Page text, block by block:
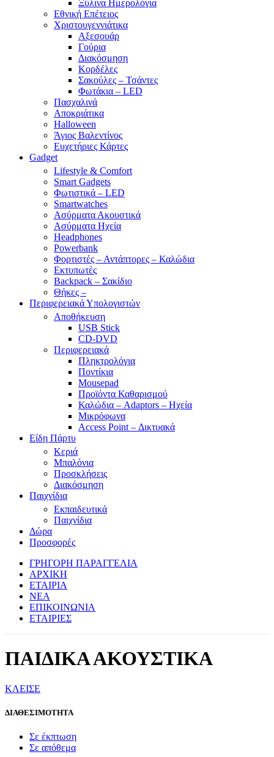
Ξύλινα Ημερολόγια
Εθνική Επέτειος
Χριστουγεννιάτικα
Αξεσουάρ
Γούρια
Διακόσμηση
Κορδέλες
Σακούλες – Τσάντες
Φωτάκια – LED
Πασχαλινά
Αποκριάτικα
Halloween
Άγιος Βαλεντίνος
Ευχετήριες Κάρτες
Gadget
Lifestyle & Comfort
Smart Gadgets
Φωτιστικά – LED
Smartwatches
Ασύρματα Ακουστικά
Ασύρματα Ηχεία
Headphones
Powerbank
Φορτιστές – Αντάπτορες – Καλώδια
Εκτυπωτές
Backpack – Σακίδιο
Θήκες –
Περιφερειακά Υπολογιστών
Αποθήκευση
USB Stick
CD-DVD
Περιφερειακά
Πληκτρολόγια
Ποντίκια
Mousepad
Προϊόντα Καθαρισμού
Καλώδια – Adaptors – Ηχεία
Μικρόφωνα
Access Point – Δικτυακά
Είδη Πάρτυ
Κεριά
Μπαλόνια
Προσκλήσεις
Διακόσμηση
Παιχνίδια
Εκπαιδευτικά
Παιχνίδια
Δώρα
Προσφορές
ΓΡΗΓΟΡΗ ΠΑΡΑΓΓΕΛΙΑ
ΑΡΧΙΚΗ
ΕΤΑΙΡΙΑ
ΝΕΑ
ΕΠΙΚΟΙΝΩΝΙΑ
ΕΤΑΙΡΙΕΣ
ΠΑΙΔΙΚΑ ΑΚΟΥΣΤΙΚΑ
ΚΛΕΙΣΕ
ΔΙΑΘΕΣΙΜΟΤΗΤΑ
Σε έκπτωση
Σε απόθεμα